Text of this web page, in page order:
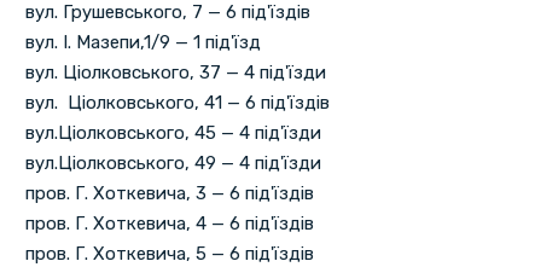
вул. Грушевського, 7 — 6 під'їздів
вул. І. Мазепи,1/9 — 1 під'їзд
вул. Ціолковського, 37 — 4 під'їзди
вул. Ціолковського, 41 — 6 під'їздів
вул.Ціолковського, 45 — 4 під'їзди
вул.Ціолковського, 49 — 4 під'їзди
пров. Г. Хоткевича, 3 — 6 під'їздів
пров. Г. Хоткевича, 4 — 6 під'їздів
пров. Г. Хоткевича, 5 — 6 під'їздів